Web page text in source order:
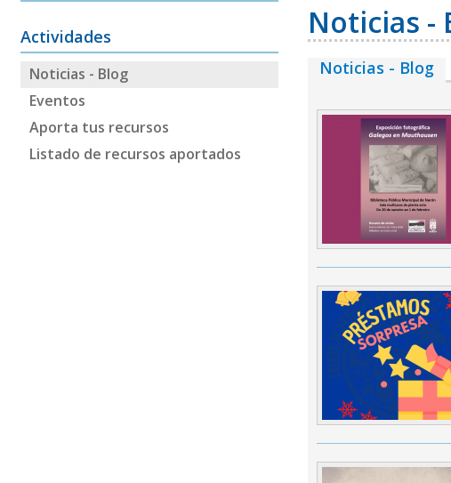
Actividades
Noticias - Blog
Eventos
Aporta tus recursos
Listado de recursos aportados
Noticias -
Noticias - Blog